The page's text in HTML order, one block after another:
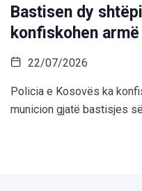
Bastisen dy
konfiskohen armë
22/07/2026
Policia e Kosovës ka
municion gjatë bastisjes